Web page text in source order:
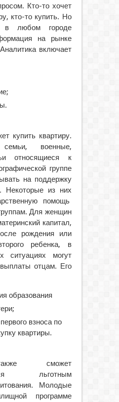
Кто-то хочет
кто-то купить. Но
в любом городе
на рынке
Аналитика включает
купить квартиру.
семьи, военные,
относящиеся к
группе
на поддержку
Некоторые из них
помощь
Для женщин
капитал,
рождения или
ребенка, в
ситуациях могут
отцам. Его
образования
взноса по
квартиры.
сможет
льготным
Молодые
программе